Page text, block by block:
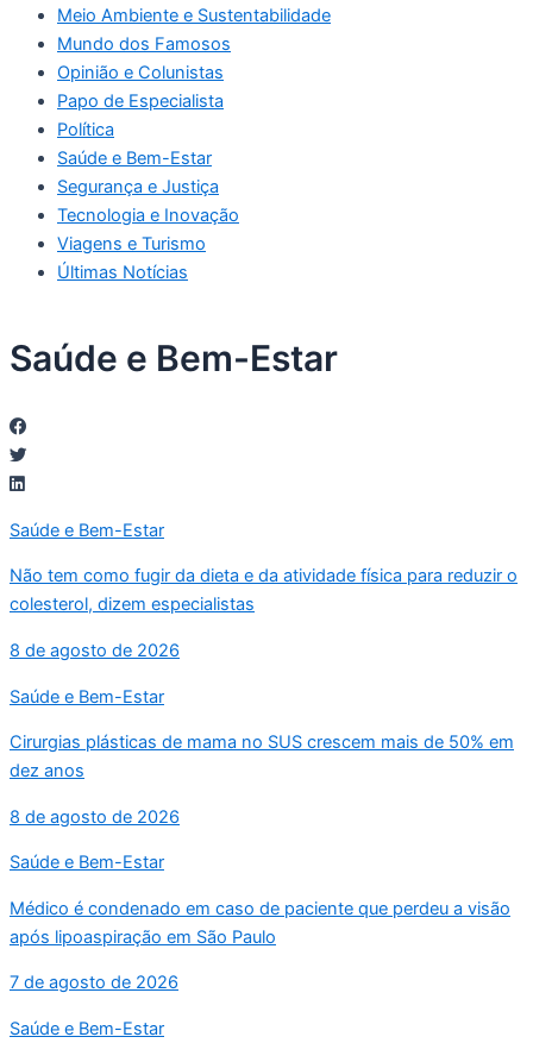
Meio Ambiente e Sustentabilidade
Mundo dos Famosos
Opinião e Colunistas
Papo de Especialista
Política
Saúde e Bem-Estar
Segurança e Justiça
Tecnologia e Inovação
Viagens e Turismo
Últimas Notícias
Saúde e Bem-Estar
Saúde e Bem-Estar
Não tem como fugir da dieta e da atividade física para reduzir o
colesterol, dizem especialistas
8 de agosto de 2026
Saúde e Bem-Estar
Cirurgias plásticas de mama no SUS crescem mais de 50% em
dez anos
8 de agosto de 2026
Saúde e Bem-Estar
Médico é condenado em caso de paciente que perdeu a visão
após lipoaspiração em São Paulo
7 de agosto de 2026
Saúde e Bem-Estar